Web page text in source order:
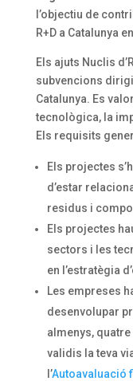
l’objectiu de
R+D a Catalunya
Els ajuts Nuclis
subvencions
Catalunya. Es
tecnològica, la
Els requisits
Els projectes
d’estar
residus i
Els projectes
sectors i les
en l’estratègia
Les empreses
desenvolupar
almenys,
validis la teva
l’Autoavaluació